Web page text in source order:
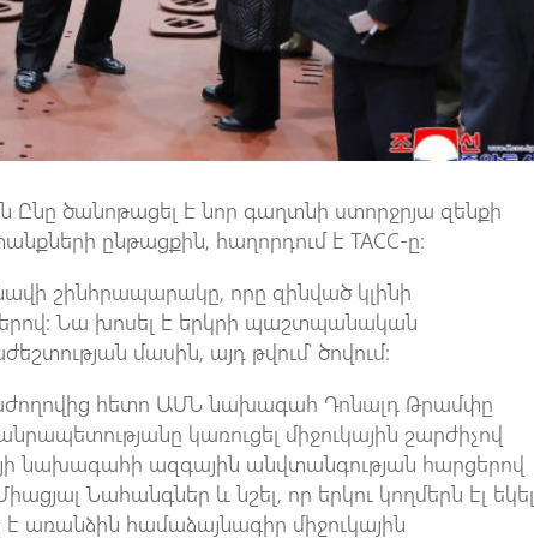
Ընը ծանոթացել է նոր գաղտնի ստորջրյա զենքի
ընթացքին, հաղորդում է ТАСС-ը։
շինհրապարակը, որը զինված կլինի
Նա խոսել է երկրի պաշտպանական
մասին, այդ թվում՝ ծովում:
հետո ԱՄՆ նախագահ Դոնալդ Թրամփը
կառուցել միջուկային շարժիչով
նախագահի ազգային անվտանգության հարցերով
Նահանգներ և նշել, որ երկու կողմերն էլ եկել
առանձին համաձայնագիր միջուկային